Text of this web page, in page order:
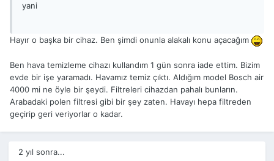
yani
Hayır o başka bir cihaz. Ben şimdi onunla alakalı konu açacağım
Ben hava temizleme cihazı kullandım 1 gün sonra iade ettim. Bizim
evde bir işe yaramadı. Havamız temiz çıktı. Aldığım model Bosch air
4000 mi ne öyle bir şeydi. Filtreleri cihazdan pahalı bunların.
Arabadaki polen filtresi gibi bir şey zaten. Havayı hepa filtreden
geçirip geri veriyorlar o kadar.
2 yıl sonra...